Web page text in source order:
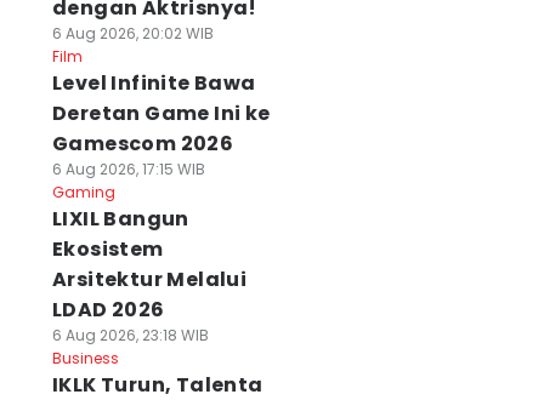
dengan Aktrisnya!
6 Aug 2026, 20:02 WIB
Film
Level Infinite Bawa
Deretan Game Ini ke
Gamescom 2026
6 Aug 2026, 17:15 WIB
Gaming
LIXIL Bangun
Ekosistem
Arsitektur Melalui
LDAD 2026
6 Aug 2026, 23:18 WIB
Business
IKLK Turun, Talenta